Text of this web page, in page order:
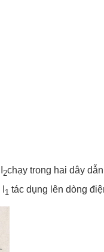
2chạy trong hai dây
1 tác dụng lên dòng